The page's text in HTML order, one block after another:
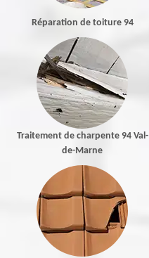
Réparation de toiture 94
Traitement de charpente 94 Val-
de-Marne